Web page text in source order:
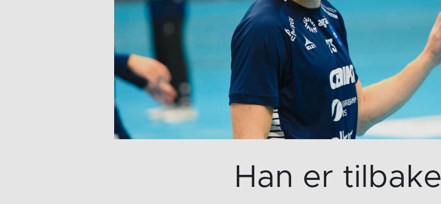
Han er tilbake